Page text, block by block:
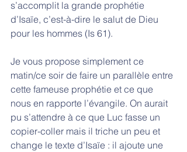
s’accomplit la grande prophétie
d’Isaïe, c’est-à-dire le salut de Dieu
pour les hommes (Is 61).
Je vous propose simplement ce
matin/ce soir de faire un parallèle entre
cette fameuse prophétie et ce que
nous en rapporte l’évangile. On aurait
pu s’attendre à ce que Luc fasse un
copier-coller mais il triche un peu et
change le texte d’Isaïe : il ajoute une